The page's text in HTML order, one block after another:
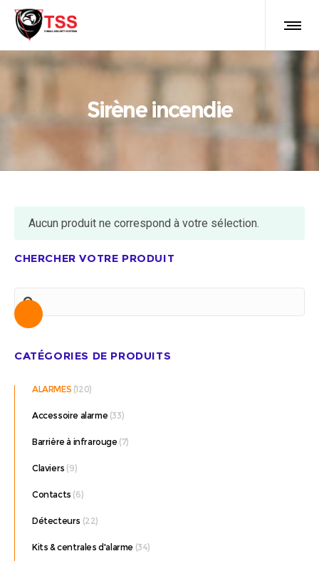
Sirène incendie
Aucun produit ne correspond à votre sélection.
CHERCHER VOTRE PRODUIT
Recherche
CATÉGORIES DE PRODUITS
ALARMES (120)
Accessoire alarme (33)
Barrière à infrarouge (7)
Claviers (9)
Contacts (6)
Détecteurs (22)
Kits & centrales d'alarme (34)